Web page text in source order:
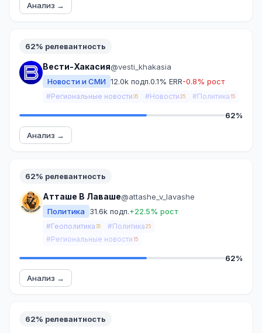
Анализ →
62% релевантность
Вести-Хакасия@vesti_khakasia
Новости и СМИ 12.0k подп.0.1% ERR-0.8% рост
#Региональные новости 35 #Новости 25 #Политика 15
62%
Анализ →
62% релевантность
Атташе В Лаваше@attashe_v_lavashe
Политика
31.6k подп.+22.5% рост
#Геополитика 35 #Политика 25
#Региональные новости 15
62%
Анализ →
62% релевантность